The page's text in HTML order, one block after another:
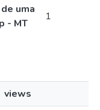
uma
- MT
1
views